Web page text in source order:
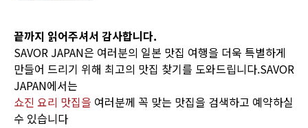
끝까지 읽어주셔서 감사합니다.
SAVOR JAPAN은 여러분의 일본 맛집 여행을 더욱 특별하게
만들어 드리기 위해 최고의 맛집 찾기를 도와드립니다.SAVOR
JAPAN에서는
쇼진 요리 맛집을 여러분께 꼭 맞는 맛집을 검색하고 예약하실
수 있습니다